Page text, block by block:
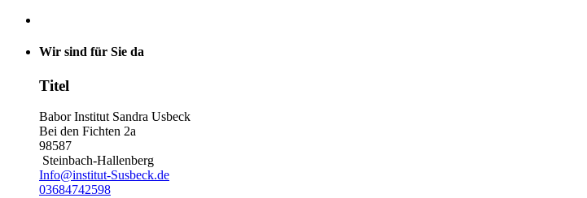
Wir sind für Sie da
Titel
Babor Institut Sandra Usbeck
Bei den Fichten 2a
98587
Steinbach-Hallenberg
Info@institut-Susbeck.de
03684742598